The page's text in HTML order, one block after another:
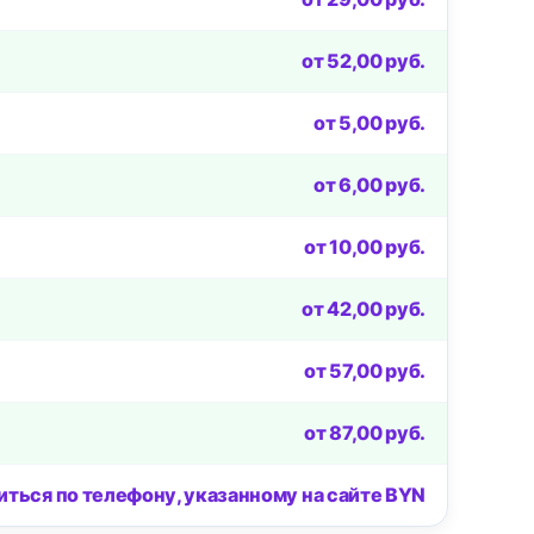
от 52,00 руб.
от 5,00 руб.
от 6,00 руб.
от 10,00 руб.
от 42,00 руб.
от 57,00 руб.
от 87,00 руб.
по телефону, указанному на сайте BYN